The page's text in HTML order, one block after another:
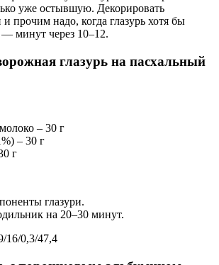
уже остывшую. Декорировать
прочим надо, когда глазурь хотя бы
— минут через 10–12.
глазурь на пасхальный
– 30 г
– 30 г
г
глазури.
на 20–30 минут.
16/0,3/47,4